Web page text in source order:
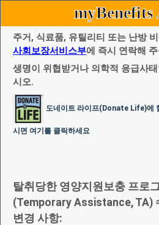
myBenefits
주거, 식료품, 유틸리티 또는 난방
사회보장서비스부에 즉시 연락해
생명이 위협받거나 의학적 응급사
시오.
도네이트 라이프(Donate Life)에
시면 여기를 클릭하세요
탈취당한 영양지원보충 프로
(Temporary Assistance, TA)
변경 사항: